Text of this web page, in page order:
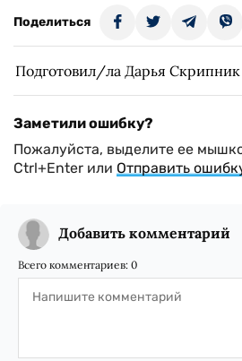
Поделиться
Подготовил/ла Дарья Скрипник
Заметили ошибку?
Пожалуйста, выделите ее
Ctrl+Enter или Отправить
Добавить комментарий
Всего комментариев: 0